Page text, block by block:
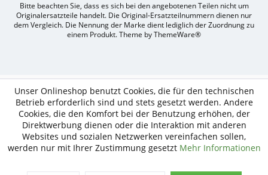
Bitte beachten Sie, dass es sich bei den angebotenen Teilen nicht um
Originalersatzteile handelt. Die Original-Ersatzteilnummern dienen nur
dem Vergleich. Die Nennung der Marke dient lediglich der Zuordnung zu
einem Produkt. Theme byThemeWare®
Shops
durch
nitio
mediasign,
Ihre
Unser Onlineshop benutzt Cookies, die für den technischen
Betrieb erforderlich sind und stets gesetzt werden. Andere
Cookies, die den Komfort bei der Benutzung erhöhen, der
Direktwerbung dienen oder die Interaktion mit anderen
Websites und sozialen Netzwerken vereinfachen sollen,
werden nur mit Ihrer Zustimmung gesetzt Mehr Informationen